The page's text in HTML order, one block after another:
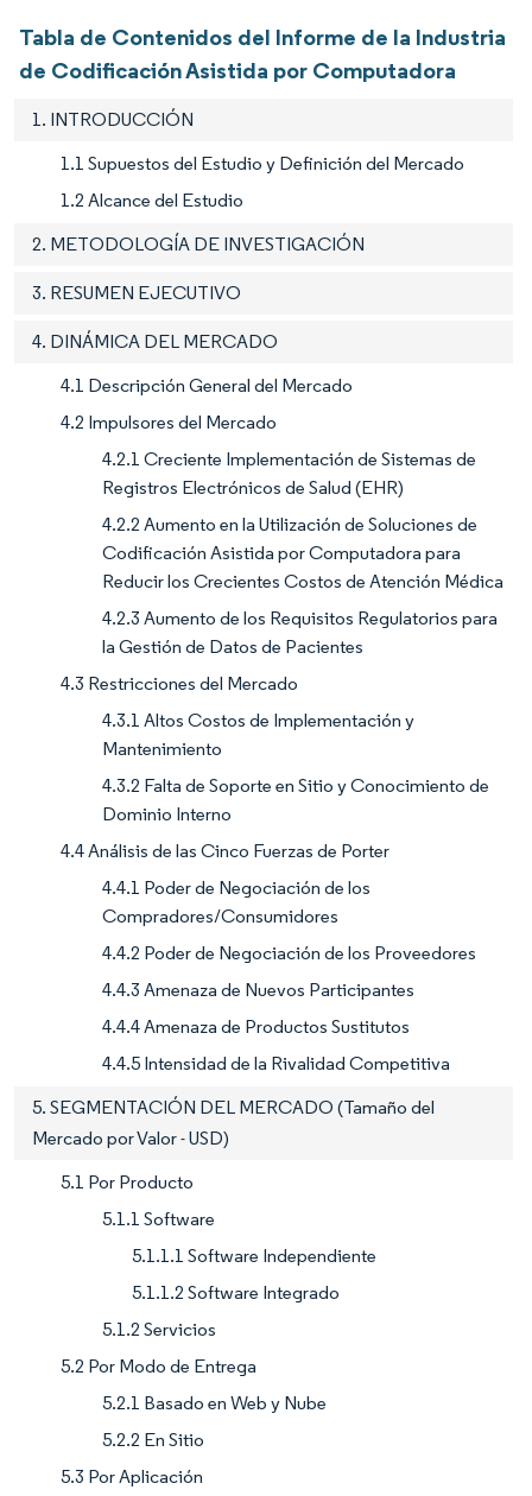
Tabla de Contenidos del Informe de la Industria
de Codificación Asistida por Computadora
1. INTRODUCCIÓN
1.1 Supuestos del Estudio y Definición del Mercado
1.2 Alcance del Estudio
2. METODOLOGÍA DE INVESTIGACIÓN
3. RESUMEN EJECUTIVO
4. DINÁMICA DEL MERCADO
4.1 Descripción General del Mercado
4.2 Impulsores del Mercado
4.2.1 Creciente Implementación de Sistemas de
Registros Electrónicos de Salud (EHR)
4.2.2 Aumento en la Utilización de Soluciones de
Codificación Asistida por Computadora para
Reducir los Crecientes Costos de Atención Médica
4.2.3 Aumento de los Requisitos Regulatorios para
la Gestión de Datos de Pacientes
4.3 Restricciones del Mercado
4.3.1 Altos Costos de Implementación y
Mantenimiento
4.3.2 Falta de Soporte en Sitio y Conocimiento de
Dominio Interno
4.4 Análisis de las Cinco Fuerzas de Porter
4.4.1 Poder de Negociación de los
Compradores/Consumidores
4.4.2 Poder de Negociación de los Proveedores
4.4.3 Amenaza de Nuevos Participantes
4.4.4 Amenaza de Productos Sustitutos
4.4.5 Intensidad de la Rivalidad Competitiva
5. SEGMENTACIÓN DEL MERCADO (Tamaño del
Mercado por Valor - USD)
5.1 Por Producto
5.1.1 Software
5.1.1.1 Software Independiente
5.1.1.2 Software Integrado
5.1.2 Servicios
5.2 Por Modo de Entrega
5.2.1 Basado en Web y Nube
5.2.2 En Sitio
5.3 Por Aplicación